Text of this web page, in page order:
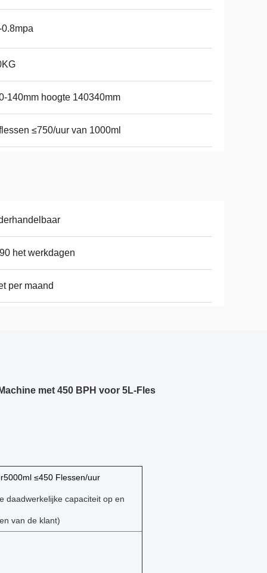
140mm hoogte 140340mm
≤750/uur van 1000ml
het werkdagen
per maand
met 450 BPH voor 5L-Fles
≤450 Flessen/uur
daadwerkelijke capaciteit op en
van de klant)